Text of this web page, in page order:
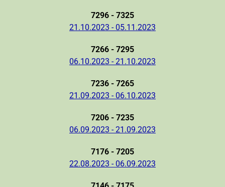
7296 - 7325
21.10.2023 - 05.11.2023
7266 - 7295
06.10.2023 - 21.10.2023
7236 - 7265
21.09.2023 - 06.10.2023
7206 - 7235
06.09.2023 - 21.09.2023
7176 - 7205
22.08.2023 - 06.09.2023